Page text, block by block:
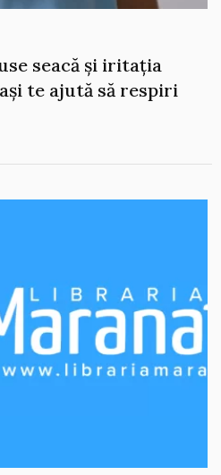
seacă și iritația
te ajută să respiri